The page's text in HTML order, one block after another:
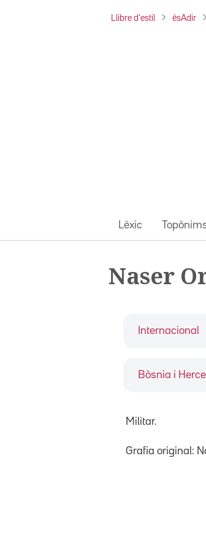
Llibre d'estil ésAdir
Lèxic
Naser
Internacional
Bòsnia i
Militar.
Grafia original: